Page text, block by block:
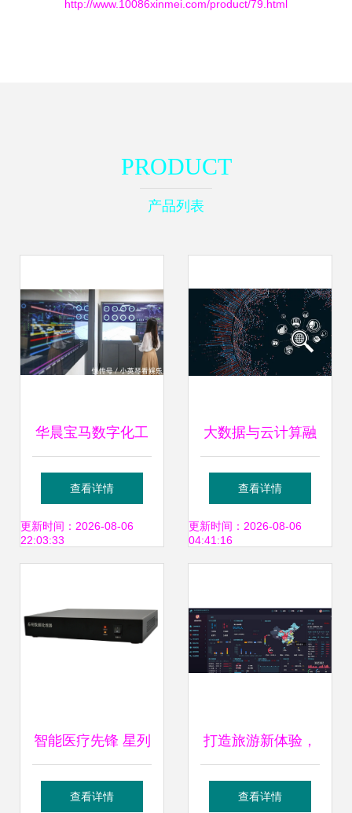
http://www.10086xinmei.com/product/79.html
PRODUCT
产品列表
华晨宝马数字化工
厂 数据处理驱动未
来汽车制造新纪元
查看详情
更新时间：2026-08-06
22:03:33
大数据与云计算融
合发展 存储支持的
巨大优势
查看详情
更新时间：2026-08-06
04:41:16
智能医疗先锋 星列
科技数据处理器引
查看详情
打造旅游新体验，
尽在中通服创立科
查看详情